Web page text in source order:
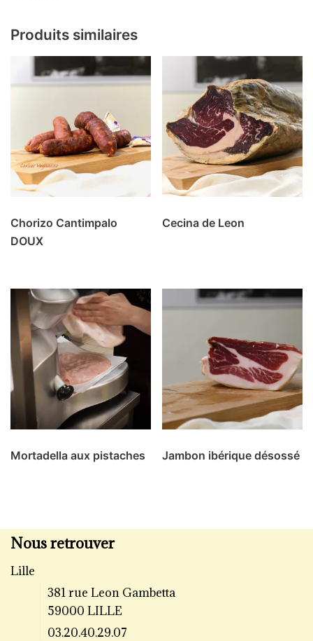
Produits similaires
Chorizo Cantimpalo
DOUX
Cecina de Leon
Mortadella aux pistaches Jambon ibérique désossé
Nous retrouver
Lille
381 rue Leon Gambetta
59000 LILLE
03.20.40.29.07